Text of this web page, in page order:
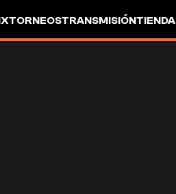
TORNEOSTRANSMISIÓNTIENDA